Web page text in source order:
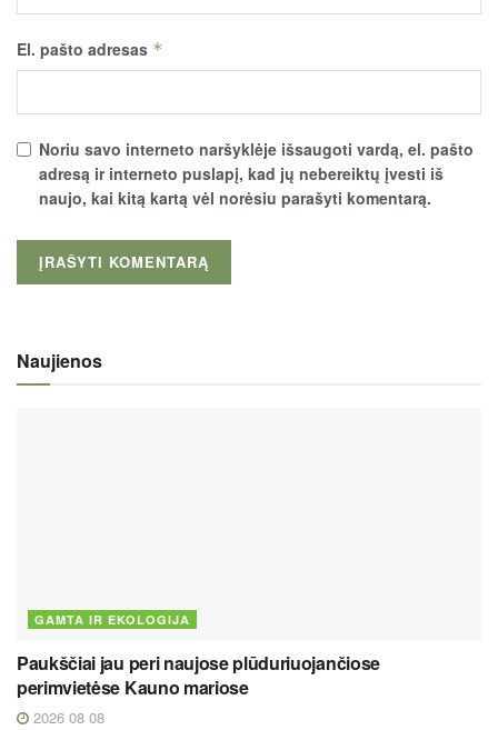
El. pašto adresas *
Noriu savo interneto naršyklėje išsaugoti vardą, el. pašto
adresą ir interneto puslapį, kad jų nebereiktų įvesti iš
naujo, kai kitą kartą vėl norėsiu parašyti komentarą.
Naujienos
GAMTA IR EKOLOGIJA
Paukščiai jau peri naujose plūduriuojančiose
perimvietėse Kauno mariose
2026 08 08